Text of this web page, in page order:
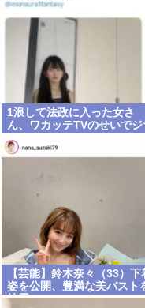
1浪して法政に入った女さ
ん、ワカッテTVのせいでジ
ツする
【芸能】鈴木奈々（33）下
姿を公開、豊満な美バスト
披露